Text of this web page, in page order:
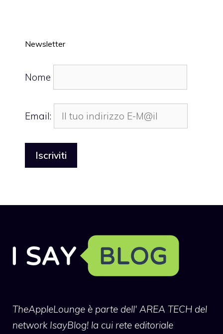
Newsletter
Nome
Email:
TheAppleLounge è parte dell' AREA TECH del
network IsayBlog! la cui rete editoriale